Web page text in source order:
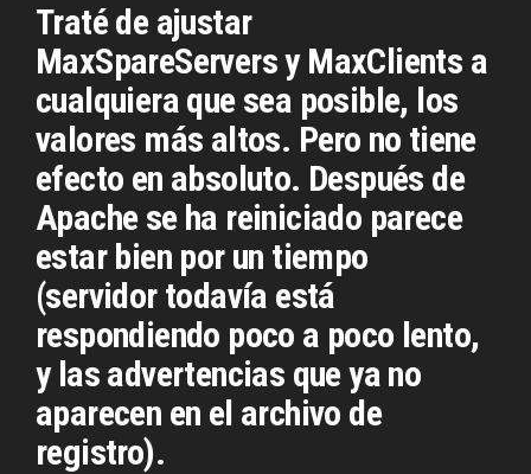
Traté de ajustar
MaxSpareServers y MaxClients a
cualquiera que sea posible, los
valores más altos. Pero no tiene
efecto en absoluto. Después de
Apache se ha reiniciado parece
estar bien por un tiempo
(servidor todavía está
respondiendo poco a poco lento,
y las advertencias que ya no
aparecen en el archivo de
registro).